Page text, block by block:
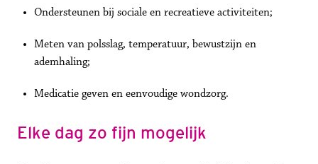
Ondersteunen bij sociale en recreatieve activiteiten;
Meten van polsslag, temperatuur, bewustzijn en
ademhaling;
Medicatie geven en eenvoudige wondzorg.
Elke dag zo fijn mogelijk